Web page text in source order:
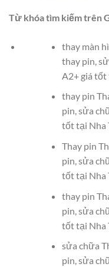
Từ khóa tìm kiếm trên
thay màn
thay pin,
A2+ giá tốt
thay pin
pin, sửa
tốt tại Nha
Thay pin
pin, sửa
tốt tại Nha
thay pin
pin, sửa
tốt tại Nha
sửa chữa
pin, sửa